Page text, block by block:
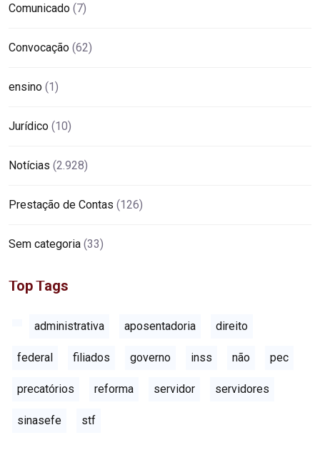
Comunicado (7)
Convocação (62)
ensino (1)
Jurídico (10)
Notícias (2.928)
Prestação de Contas (126)
Sem categoria (33)
Top Tags
administrativa aposentadoria direito
federal filiados governo inss não pec
precatórios reforma servidor servidores
sinasefe stf